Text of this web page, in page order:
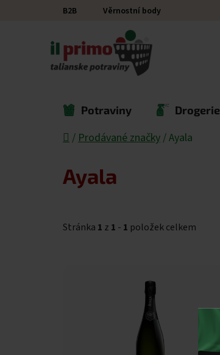
B2B Věrnostní body
Potraviny Drogerie
Domů
/ Prodávané značky /Ayala
Ayala
Stránka 1 z 1 - 1 položek celkem